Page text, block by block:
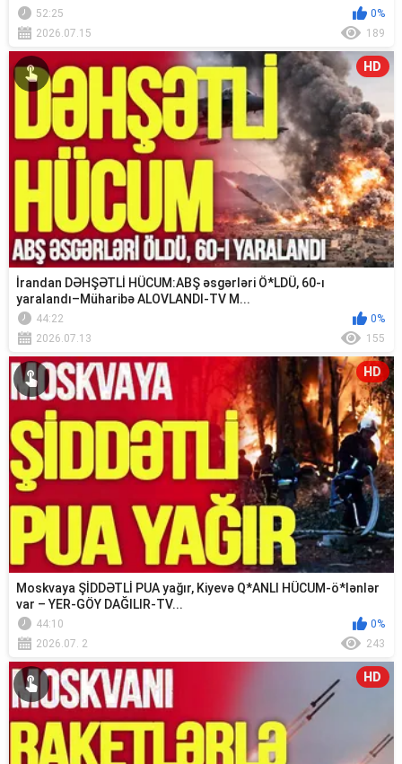
52:25
0%
2026.07.15
189
HD
İrandan DƏHŞƏTLİ HÜCUM:ABŞ əsgərləri Ö*LDÜ, 60-ı
yaralandı–Müharibə ALOVLANDI-TV M...
44:22
0%
2026.07.13
155
HD
Moskvaya ŞİDDƏTLİ PUA yağır, Kiyevə Q*ANLI HÜCUM-ö*lənlər
var – YER-GÖY DAĞILIR-TV...
44:10
0%
2026.07. 2
243
HD